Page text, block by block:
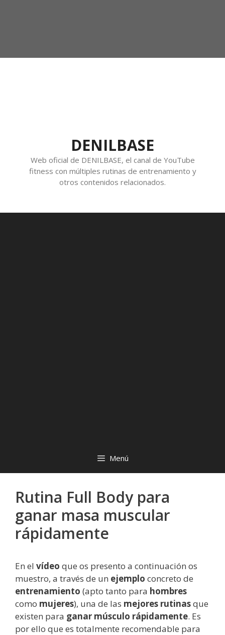
DENILBASE
Web oficial de DENILBASE, el canal de YouTube
fitness con múltiples rutinas de entrenamiento y
otros contenidos relacionados.
Menú
Rutina Full Body para
ganar masa muscular
rápidamente
En el vídeo que os presento a continuación os
muestro, a través de un ejemplo concreto de
entrenamiento (apto tanto para hombres
como mujeres), una de las mejores rutinasque
existen para ganar músculo rápidamente. Es
por ello que es totalmente recomendable para